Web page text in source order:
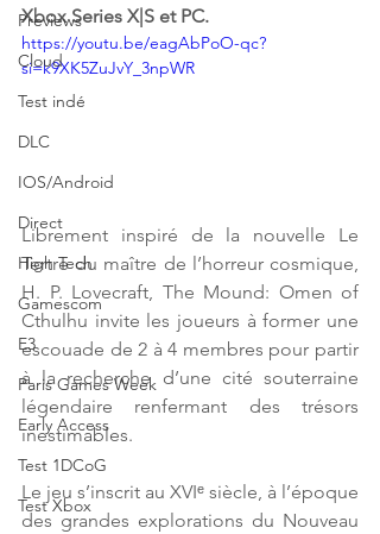
Previews
Cloud
Test indé
DLC
IOS/Android
Direct
High Tech
Gamescom
E3
Paris Games Week
Early Access
Test 1DCoG
Test Xbox
Xbox Series X|S et PC.
https://youtu.be/eagAbPoO-qc?
si=k9XK5ZuJvY_3npWR
Librement inspiré de la nouvelle Le
Tertre du maître de l’horreur cosmique,
H. P. Lovecraft, The Mound: Omen of
Cthulhu invite les joueurs à former une
escouade de 2 à 4 membres pour partir
à la recherche d’une cité souterraine
légendaire renfermant des trésors
inestimables.
Le jeu s’inscrit au XVIᵉ siècle, à l’époque
des grandes explorations du Nouveau